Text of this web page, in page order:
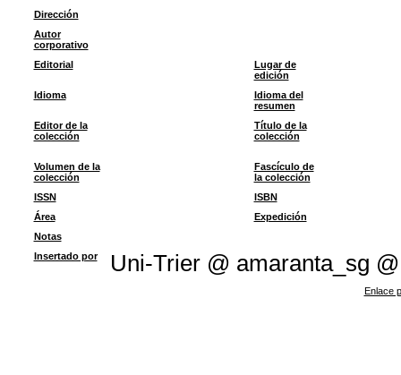
Dirección
Autor
corporativo
Editorial
Lugar de
edición
Idioma
Idioma del
resumen
Editor de la
colección
Título de la
colección
Volumen de la
colección
Fascículo de
la colección
ISSN
ISBN
Área
Expedición
Notas
Insertado por
Uni-Trier @ amaranta_sg @
Enlace